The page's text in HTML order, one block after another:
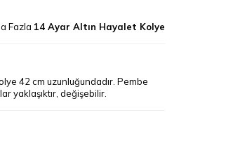
Fazla 14 Ayar Altın Hayalet Kolye
42 cm uzunluğundadır. Pembe
yaklaşıktır, değişebilir.